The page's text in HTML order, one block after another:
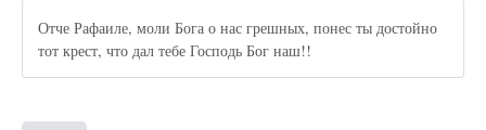
Отче Рафаиле, моли Бога о нас грешных, понес ты достойно
тот крест, что дал тебе Господь Бог наш!!